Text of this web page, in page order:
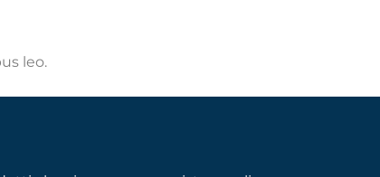
leo.